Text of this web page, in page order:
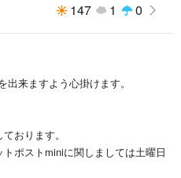
147 1 0
来ますよう心掛けます。
おります。
ポストminiに関しましては土曜日